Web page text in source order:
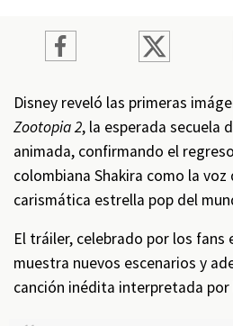
Disney reveló las primeras
Zootopia 2, la esperada secuela
animada, confirmando el
colombiana Shakira como la voz
carismática estrella pop del
El tráiler, celebrado por los fans
muestra nuevos escenarios y
canción inédita interpretada por